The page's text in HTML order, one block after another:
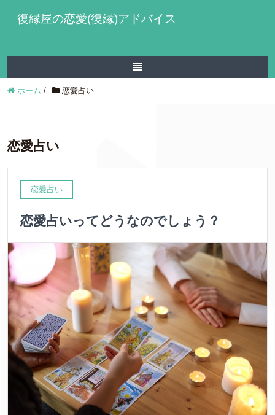
復縁屋の恋愛(復縁)アドバイス
ホーム / 恋愛占い
恋愛占い
恋愛占い
恋愛占いってどうなのでしょう？